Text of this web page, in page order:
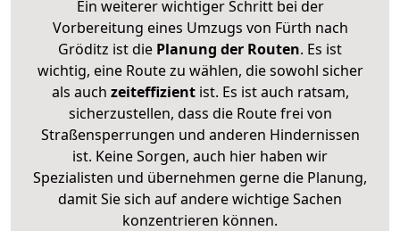
Ein weiterer wichtiger Schritt bei der
Vorbereitung eines Umzugs von Fürth nach
Gröditz ist die Planung der Routen. Es ist
wichtig, eine Route zu wählen, die sowohl sicher
als auch zeiteffizientist. Es ist auch ratsam,
sicherzustellen, dass die Route frei von
Straßensperrungen und anderen Hindernissen
ist. Keine Sorgen, auch hier haben wir
Spezialisten und übernehmen gerne die Planung,
damit Sie sich auf andere wichtige Sachen
konzentrieren können.